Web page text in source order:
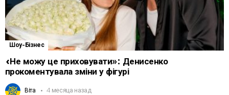
Шоу-Бізнес
«Не можу це приховувати»: Денисенко
прокоментувала зміни у фігурі
Віта 4 месяца назад